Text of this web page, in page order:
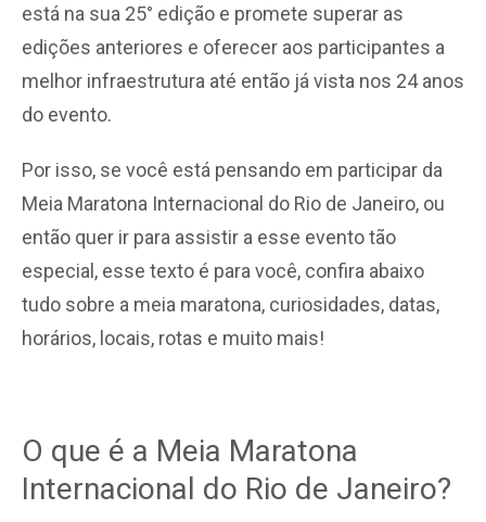
está na sua 25° edição e promete superar as
edições anteriores e oferecer aos participantes a
melhor infraestrutura até então já vista nos 24 anos
do evento.
Por isso, se você está pensando em participar da
Meia Maratona Internacional do Rio de Janeiro, ou
então quer ir para assistir a esse evento tão
especial, esse texto é para você, confira abaixo
tudo sobre a meia maratona, curiosidades, datas,
horários, locais, rotas e muito mais!
O que é a Meia Maratona
Internacional do Rio de Janeiro?